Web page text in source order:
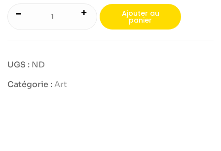
+
- Ajouter au
panier
UGS : ND
Catégorie :Art